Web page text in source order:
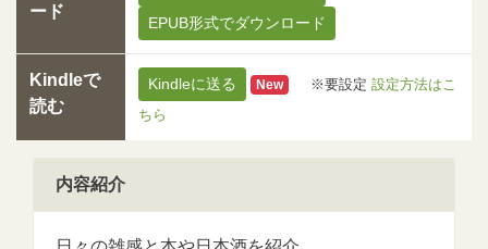
ード
EPUB形式でダウンロード
Kindleで
読む
Kindleに送る New ※要設定 設定方法はこ
ちら
内容紹介